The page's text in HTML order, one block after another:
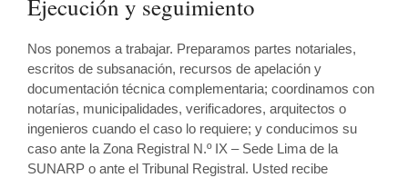
Ejecución y seguimiento
Nos ponemos a trabajar. Preparamos partes notariales,
escritos de subsanación, recursos de apelación y
documentación técnica complementaria; coordinamos con
notarías, municipalidades, verificadores, arquitectos o
ingenieros cuando el caso lo requiere; y conducimos su
caso ante la Zona Registral N.º IX – Sede Lima de la
SUNARP o ante el Tribunal Registral. Usted recibe